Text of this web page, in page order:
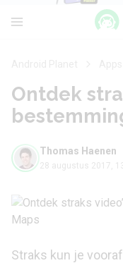
Ontdek
Thomas Haenen
28 augustus 2017,
Straks kun je